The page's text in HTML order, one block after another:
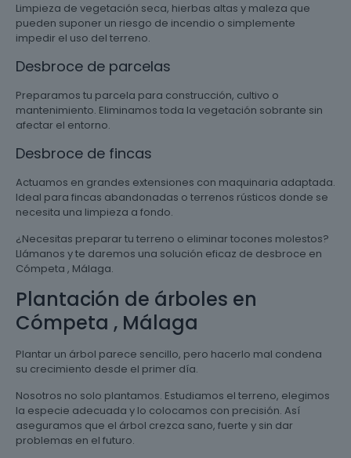
Limpieza de vegetación seca, hierbas altas y maleza que
pueden suponer un riesgo de incendio o simplemente
impedir el uso del terreno.
Desbroce de parcelas
Preparamos tu parcela para construcción, cultivo o
mantenimiento. Eliminamos toda la vegetación sobrante sin
afectar el entorno.
Desbroce de fincas
Actuamos en grandes extensiones con maquinaria adaptada.
Ideal para fincas abandonadas o terrenos rústicos donde se
necesita una limpieza a fondo.
¿Necesitas preparar tu terreno o eliminar tocones molestos?
Llámanos y te daremos una solución eficaz de desbroce en
Cómpeta , Málaga.
Plantación de árboles en
Cómpeta , Málaga
Plantar un árbol parece sencillo, pero hacerlo mal condena
su crecimiento desde el primer día.
Nosotros no solo plantamos. Estudiamos el terreno, elegimos
la especie adecuada y lo colocamos con precisión. Así
aseguramos que el árbol crezca sano, fuerte y sin dar
problemas en el futuro.